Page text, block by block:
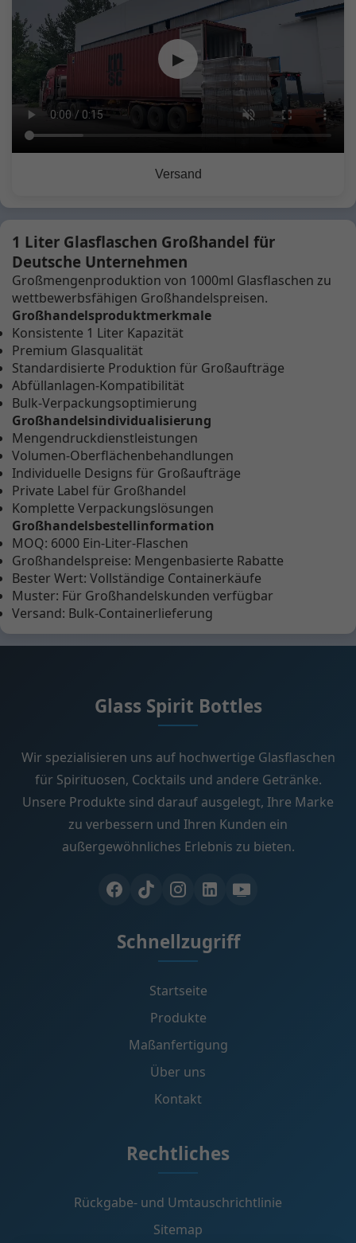
▶
Versand
1 Liter Glasflaschen Großhandel für
Deutsche Unternehmen
Großmengenproduktion von 1000ml Glasflaschen zu
wettbewerbsfähigen Großhandelspreisen.
Großhandelsproduktmerkmale
Konsistente 1 Liter Kapazität
Premium Glasqualität
Standardisierte Produktion für Großaufträge
Abfüllanlagen-Kompatibilität
Bulk-Verpackungsoptimierung
Großhandelsindividualisierung
Mengendruckdienstleistungen
Volumen-Oberflächenbehandlungen
Individuelle Designs für Großaufträge
Private Label für Großhandel
Komplette Verpackungslösungen
Großhandelsbestellinformation
MOQ: 6000 Ein-Liter-Flaschen
Großhandelspreise: Mengenbasierte Rabatte
Bester Wert: Vollständige Containerkäufe
Muster: Für Großhandelskunden verfügbar
Versand: Bulk-Containerlieferung
Glass Spirit Bottles
Wir spezialisieren uns auf hochwertige Glasflaschen
für Spirituosen, Cocktails und andere Getränke.
Unsere Produkte sind darauf ausgelegt, Ihre Marke
zu verbessern und Ihren Kunden ein
außergewöhnliches Erlebnis zu bieten.
Schnellzugriff
Startseite
Produkte
Maßanfertigung
Über uns
Kontakt
Rechtliches
Rückgabe- und Umtauschrichtlinie
Sitemap